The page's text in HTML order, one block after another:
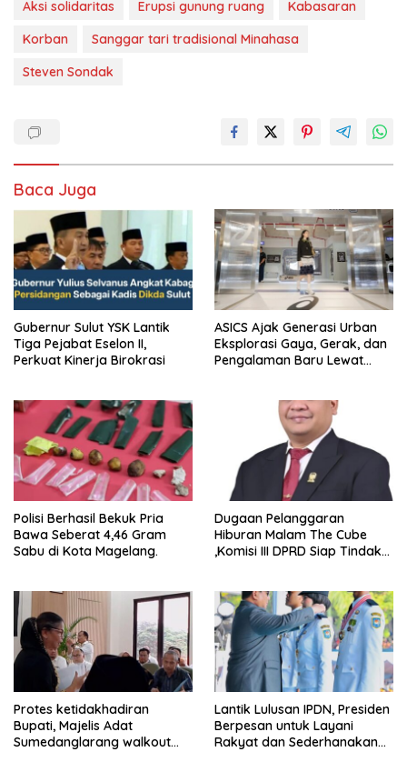
Aksi solidaritas Erupsi gunung ruang
Kabasaran
Korban
Sanggar tari tradisional Minahasa
Steven Sondak
Baca Juga
Gubernur Sulut YSK Lantik
Tiga Pejabat Eselon II,
Perkuat Kinerja Birokrasi
ASICS Ajak Generasi Urban
Eksplorasi Gaya, Gerak, dan
Pengalaman Baru Lewat
Polisi Berhasil Bekuk Pria
Bawa Seberat 4,46 Gram
Sabu di Kota Magelang.
Dugaan Pelanggaran
Hiburan Malam The Cube
,Komisi III DPRD Siap Tindak
Protes ketidakhadiran
Bupati, Majelis Adat
Sumedanglarang walkout
Lantik Lulusan IPDN, Presiden
Berpesan untuk Layani
Rakyat dan Sederhanakan